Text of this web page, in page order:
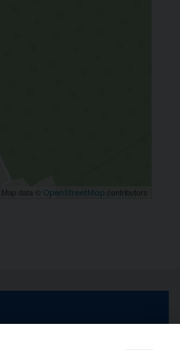
| Map data © OpenStreetMap contributors